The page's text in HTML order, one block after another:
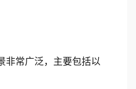
非常广泛，主要包括以